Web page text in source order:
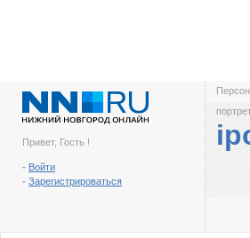
Привет, Гость !
- Войти
- Зарегистрироваться